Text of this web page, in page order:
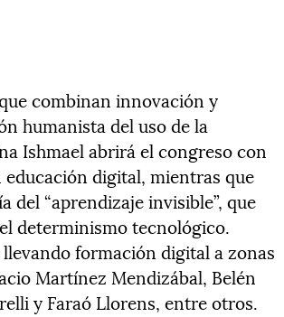
combinan innovación y
humanista del uso de la
Ishmael abrirá el congreso con
digital, mientras que
del “aprendizaje invisible”, que
determinismo tecnológico.
formación digital a zonas
Martínez Mendizábal, Belén
y Faraó Llorens, entre otros.